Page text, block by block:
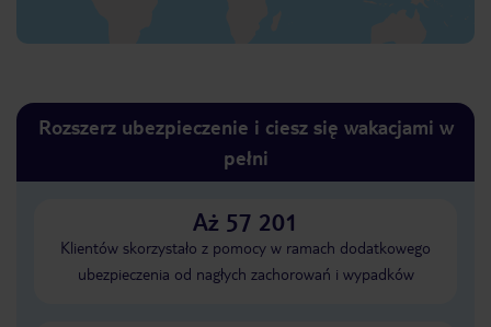
Rozszerz ubezpieczenie i ciesz się wakacjami w
pełni
Aż 57 201
Klientów skorzystało z pomocy w ramach dodatkowego
ubezpieczenia od nagłych zachorowań i wypadków